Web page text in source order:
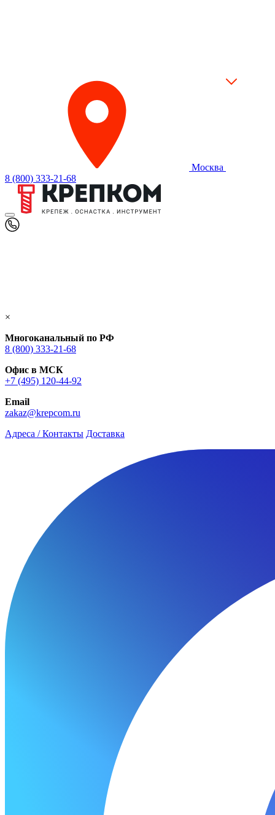
Москва
8 (800) 333-21-68
×
Многоканальный по РФ
8 (800) 333‑21-68
Офис в МСК
+7 (495) 120-44-92
Email
zakaz@krepcom.ru
Адреса / Контакты Доставка